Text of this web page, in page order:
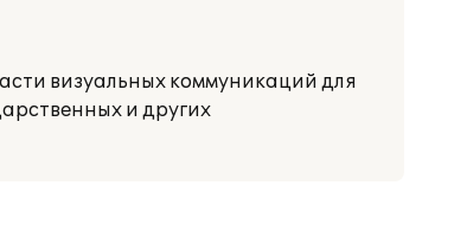
визуальных коммуникаций для
и других